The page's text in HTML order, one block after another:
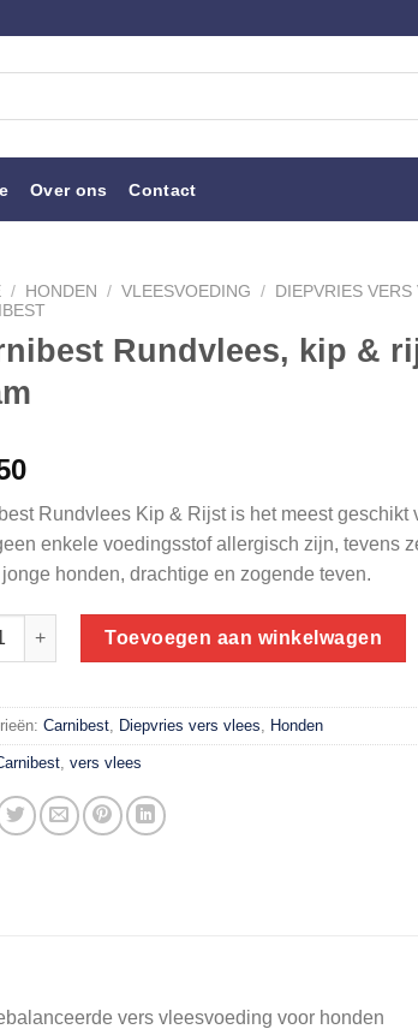
Over ons Contact
/ HONDEN / VLEESVOEDING / DIEPVRIES VERS
Rundvlees, kip &
Rundvlees Kip & Rijst is het meest geschikt
enkele voedingsstof allergisch zijn, tevens
honden, drachtige en zogende teven.
Rundvlees, kip & rijst | 500 gram aantal
Toevoegen aan winkelwagen
Carnibest Diepvries vers vlees Honden
vers vlees
vers vleesvoeding voor honden